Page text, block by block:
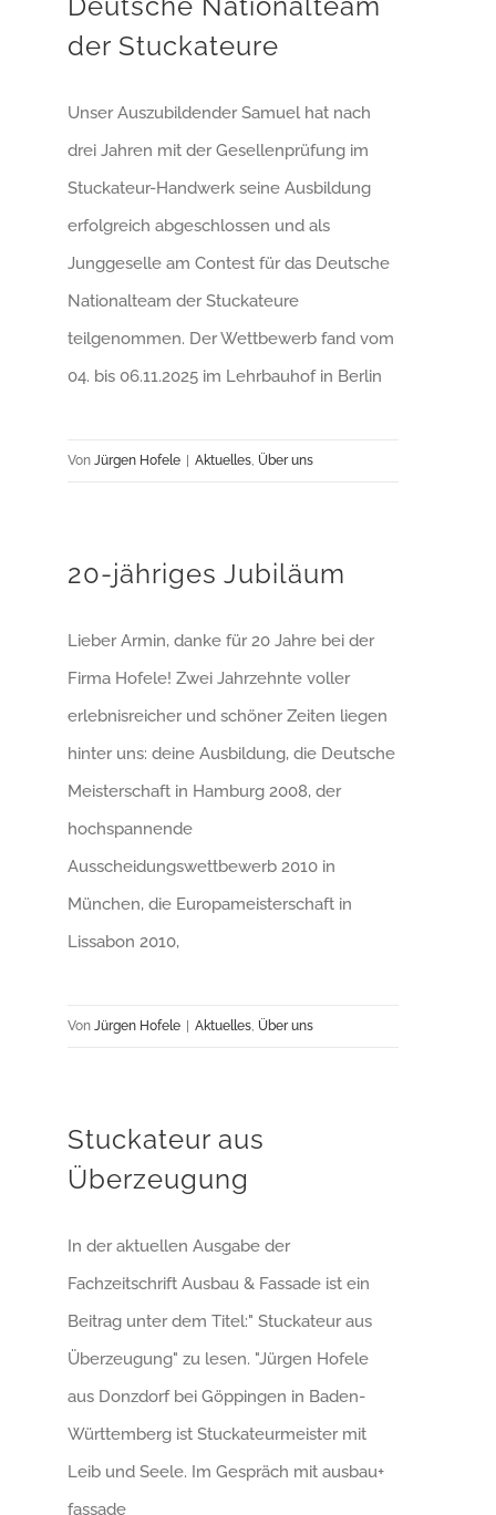
Deutsche Nationalteam
der Stuckateure
Unser Auszubildender Samuel hat nach
drei Jahren mit der Gesellenprüfung im
Stuckateur-Handwerk seine Ausbildung
erfolgreich abgeschlossen und als
Junggeselle am Contest für das Deutsche
Nationalteam der Stuckateure
teilgenommen. Der Wettbewerb fand vom
04. bis 06.11.2025 im Lehrbauhof in Berlin
VonJürgen Hofele Aktuelles, Über uns
20-jähriges Jubiläum
Lieber Armin, danke für 20 Jahre bei der
Firma Hofele! Zwei Jahrzehnte voller
erlebnisreicher und schöner Zeiten liegen
hinter uns: deine Ausbildung, die Deutsche
Meisterschaft in Hamburg 2008, der
hochspannende
Ausscheidungswettbewerb 2010 in
München, die Europameisterschaft in
Lissabon 2010,
VonJürgen Hofele Aktuelles, Über uns
Stuckateur aus
Überzeugung
In der aktuellen Ausgabe der
Fachzeitschrift Ausbau & Fassade ist ein
Beitrag unter dem Titel:" Stuckateur aus
Überzeugung" zu lesen. "Jürgen Hofele
aus Donzdorf bei Göppingen in Baden-
Württemberg ist Stuckateurmeister mit
Leib und Seele. Im Gespräch mit ausbau+
fassade